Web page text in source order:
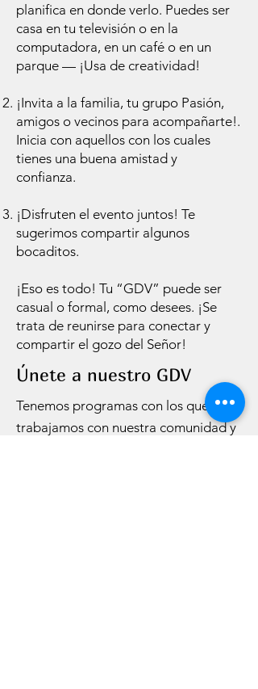
planifica en donde verlo. Puedes ser
casa en tu televisión o en la
computadora, en un café o en un
parque — ¡Usa de creatividad!
¡Invita a la familia, tu grupo Pasión,
amigos o vecinos para acompañarte!.
Inicia con aquellos con los cuales
tienes una buena amistad y
confianza.
¡Disfruten el evento juntos! Te
sugerimos compartir algunos
bocaditos.
¡Eso es todo! Tu “GDV” puede ser
casual o formal, como desees. ¡Se
trata de reunirse para conectar y
compartir el gozo del Señor!
Únete a nuestro GDV
Tenemos programas con los que
trabajamos con nuestra comunidad y